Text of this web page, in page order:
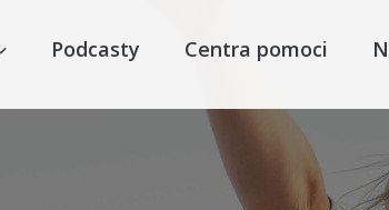
Podcasty Centra pomoci